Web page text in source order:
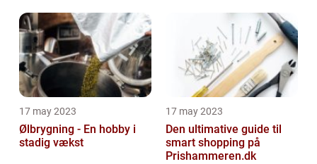
17 may 2023
Ølbrygning - En hobby i
stadig vækst
17 may 2023
Den ultimative guide til
smart shopping på
Prishammeren.dk